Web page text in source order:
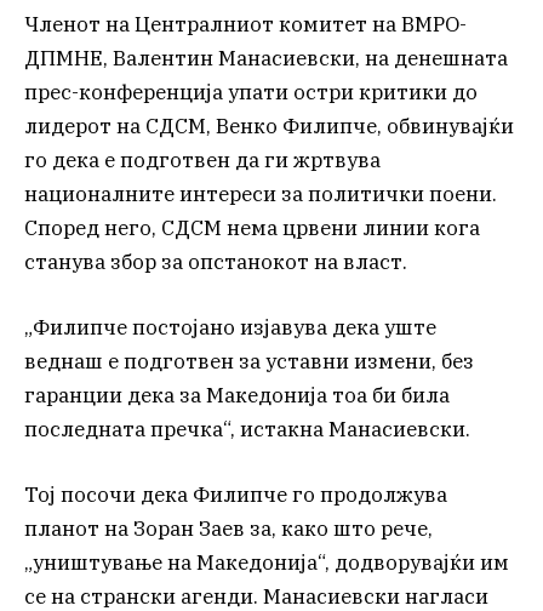
Членот на Централниот комитет на ВМРО-
ДПМНЕ, Валентин Манасиевски, на денешната
прес-конференција упати остри критики до
лидерот на СДСМ, Венко Филипче, обвинувајќи
го дека е подготвен да ги жртвува
националните интереси за политички поени.
Според него, СДСМ нема црвени линии кога
станува збор за опстанокот на власт.
„Филипче постојано изјавува дека уште
веднаш е подготвен за уставни измени, без
гаранции дека за Македонија тоа би била
последната пречка“, истакна Манасиевски.
Тој посочи дека Филипче го продолжува
планот на Зоран Заев за, како што рече,
„уништување на Македонија“, додворувајќи им
се на странски агенди. Манасиевски нагласи